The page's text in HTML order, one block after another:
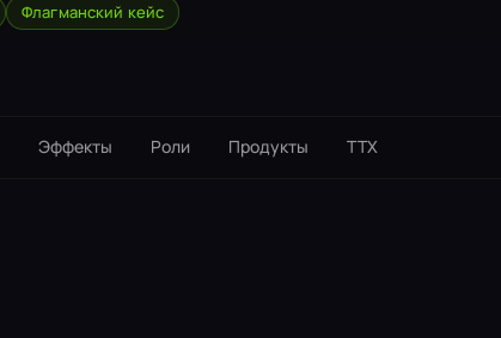
Флагманский кейс
Эффекты Роли Продукты ТТX